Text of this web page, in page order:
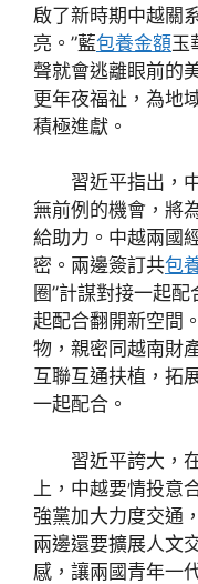
啟了新時期中越關
亮。”藍包養金額玉
聲就會逃離眼前的
更年夜福祉，為地
積極進獻。
習近平指出，
無前例的機會，將
給助力。中越兩國
密。兩邊簽訂共包
圈”計謀對接一起
起配合翻開新空間
物，親密同越南財
互聯互通扶植，拓
一起配合。
習近平誇大，
上，中越要情投意
強黨加大力度交通
兩邊還要擴展人文
感，讓兩國青年一